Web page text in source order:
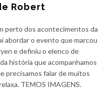
Robert
perto dos acontecimentos da
abordar o evento que marcou
e definiu o elenco de
história que acompanhamos
precisamos falar de muitos
TEMOS IMAGENS.